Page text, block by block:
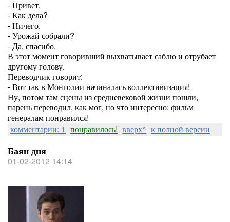
- Привет.
- Как дела?
- Ничего.
- Урожай собрали?
- Да, спасибо.
В этот момент говоривший выхватывает саблю и отрубает
другому голову.
Переводчик говорит:
- Вот так в Монголии начиналась коллективизация!
Ну, потом там сцены из средневековой жизни пошли,
парень переводил, как мог, но что интересно: фильм
генералам понравился!
комментарии: 1 понравилось! вверх^ к полной версии
Баян дня
01-02-2012 14:14